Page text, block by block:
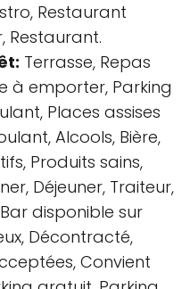
Restaurant
Restaurant.
Terrasse, Repas
à emporter, Parking
Places assises
Alcools, Bière,
Produits sains,
Déjeuner, Traiteur,
disponible sur
Décontracté,
Convient